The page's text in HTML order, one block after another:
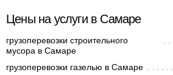
Цены на услуги в Самаре
грузоперевозки строительного
мусора в Самаре
грузоперевозки газелью в Самаре